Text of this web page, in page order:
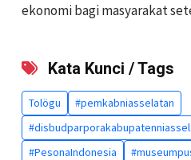
ekonomi bagi masyarakat
Kata Kunci / Tags
Tolögu
#pemkabniasselatan
#PesonaIndonesia